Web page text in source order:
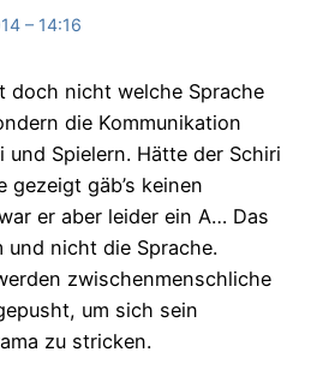
– 14:16
doch nicht welche Sprache
die Kommunikation
und Spielern. Hätte der Schiri
gezeigt gäb’s keinen
er aber leider ein A… Das
und nicht die Sprache.
zwischenmenschliche
um sich sein
zu stricken.